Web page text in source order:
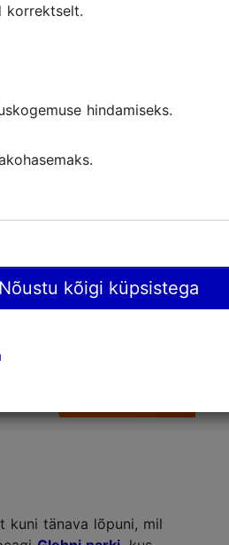
kuni tänava lõpuni, mil
korrektselt.
hindamiseks.
Nõustu kõigi küpsistega